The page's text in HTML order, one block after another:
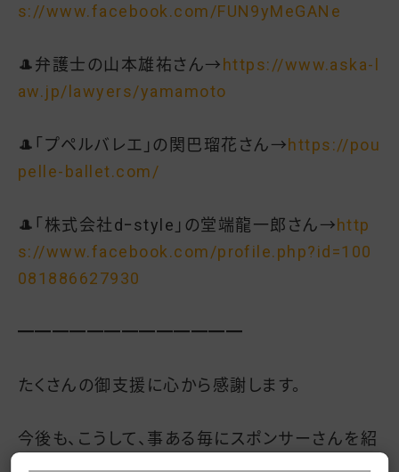
s://www.facebook.com/FUN9yMeGANe
🎩弁護士の山本雄祐さん→https://www.aska-l
aw.jp/lawyers/yamamoto
🎩「プペルバレエ」の関巴瑠花さん→https://pou
pelle-ballet.com/
🎩「株式会社dｰstyle」の堂端龍一郎さん→http
s://www.facebook.com/profile.php?id=100
081886627930
━━━━━━━━━━━━━
たくさんの御支援に心から感謝します。
今後も、こうして、事ある毎にスポンサーさんを紹